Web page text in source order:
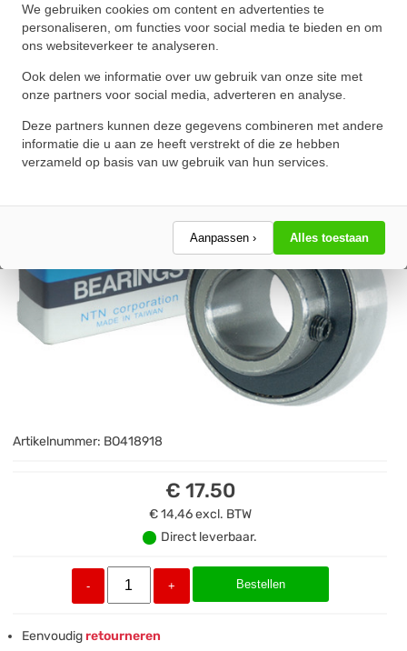
We gebruiken cookies om content en advertenties te
personaliseren, om functies voor social media te bieden en om
ons websiteverkeer te analyseren.
Ook delen we informatie over uw gebruik van onze site met
onze partners voor social media, adverteren en analyse.
Deze partners kunnen deze gegevens combineren met andere
informatie die u aan ze heeft verstrekt of die ze hebben
verzameld op basis van uw gebruik van hun services.
Aanpassen › Alles toestaan
(12.7mm)
★★★★
★★★★
Schrijf een review!
Artikelnummer: BO418918
€ 17.50
€ 14,46excl. BTW
Direct leverbaar.
- + Bestellen
Eenvoudigretourneren